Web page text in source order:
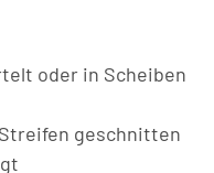
oder in Scheiben
geschnitten